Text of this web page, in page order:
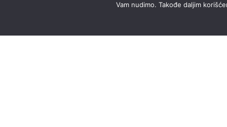
Vam nudimo. Takođe daljim